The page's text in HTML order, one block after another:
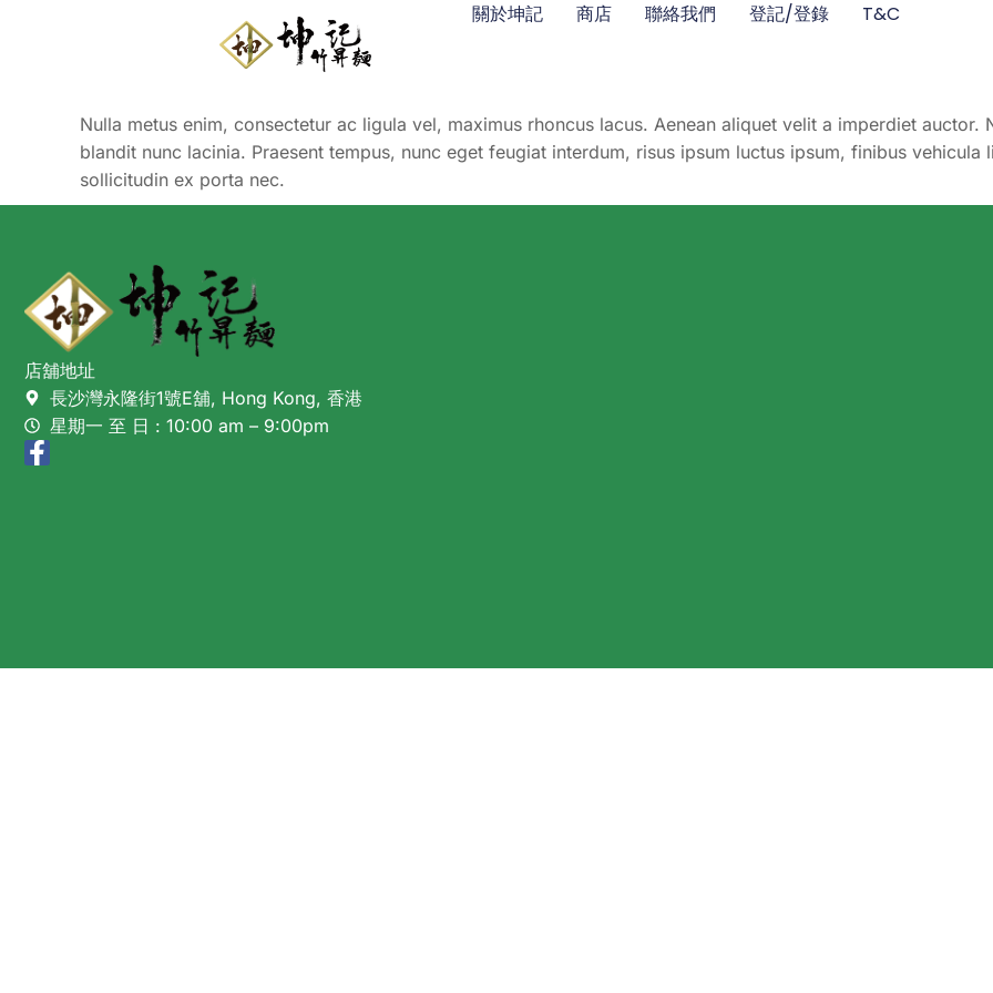
關於坤記 商店 聯絡我們 登記/登錄 T&C
Nulla metus enim, consectetur ac ligula vel, maximus rhoncus lacus. Aenean aliquet velit a imperdiet auctor.
blandit nunc lacinia. Praesent tempus, nunc eget feugiat interdum, risus ipsum luctus ipsum, finibus
sollicitudin ex porta nec.
店舖地址
長沙灣永隆街1號E舖, Hong Kong, 香港
星期一 至 日 : 10:00 am – 9:00pm